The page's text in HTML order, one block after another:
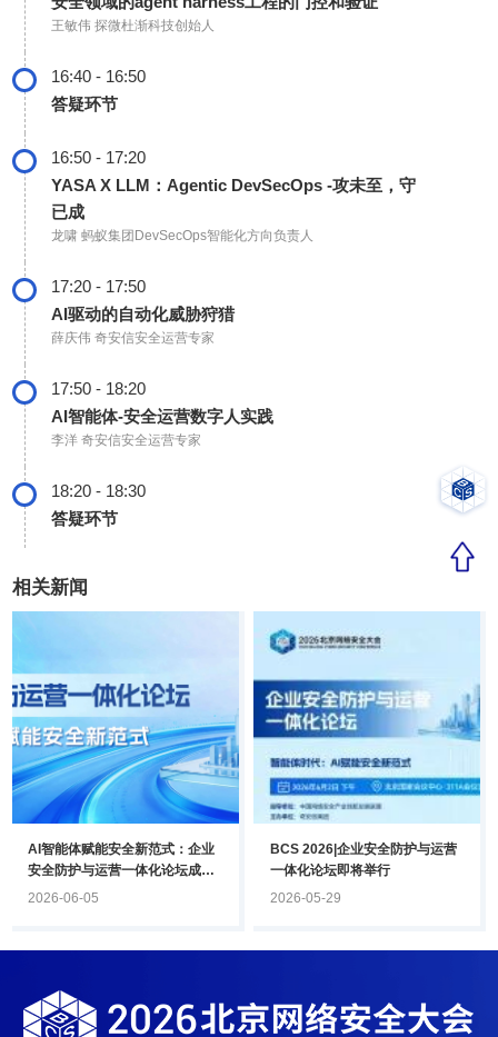
王敏伟 探微杜渐科技创始人
16:40 - 16:50
答疑环节
16:50 - 17:20
YASA X LLM：Agentic DevSecOps -攻未至，守
已成
龙啸蚂蚁集团DevSecOps智能化方向负责人
17:20 - 17:50
AI驱动的自动化威胁狩猎
薛庆伟 奇安信安全运营专家
17:50 - 18:20
AI智能体-安全运营数字人实践
李洋奇安信安全运营专家
18:20 - 18:30
答疑环节
相关新闻
AI智能体赋能安全新范式：企业
安全防护与运营一体化论坛成功
举办
2026-06-05
BCS 2026|企业安全防护与运营
一体化论坛即将举行
2026-05-29